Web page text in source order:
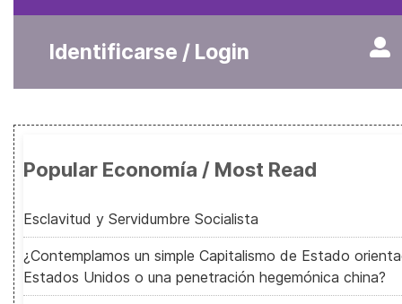
Identificarse / Login
Popular Economía / Most Read
Esclavitud y Servidumbre Socialista
¿Contemplamos un simple Capitalismo de Estado
Estados Unidos o una penetración hegemónica china?